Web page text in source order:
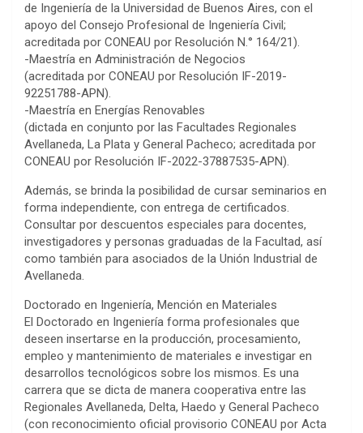
de Ingeniería de la Universidad de Buenos Aires, con el
apoyo del Consejo Profesional de Ingeniería Civil;
acreditada por CONEAU por Resolución N.° 164/21).
-Maestría en Administración de Negocios
(acreditada por CONEAU por Resolución IF-2019-
92251788-APN).
-Maestría en Energías Renovables
(dictada en conjunto por las Facultades Regionales
Avellaneda, La Plata y General Pacheco; acreditada por
CONEAU por Resolución IF-2022-37887535-APN).
Además, se brinda la posibilidad de cursar seminarios en
forma independiente, con entrega de certificados.
Consultar por descuentos especiales para docentes,
investigadores y personas graduadas de la Facultad, así
como también para asociados de la Unión Industrial de
Avellaneda.
Doctorado en Ingeniería, Mención en Materiales
El Doctorado en Ingeniería forma profesionales que
deseen insertarse en la producción, procesamiento,
empleo y mantenimiento de materiales e investigar en
desarrollos tecnológicos sobre los mismos. Es una
carrera que se dicta de manera cooperativa entre las
Regionales Avellaneda, Delta, Haedo y General Pacheco
(con reconocimiento oficial provisorio CONEAU por Acta